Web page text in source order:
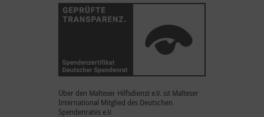
Über den Malteser Hilfsdienst e.V. ist Malteser
International Mitglied des Deutschen
Spendenrates e.V.